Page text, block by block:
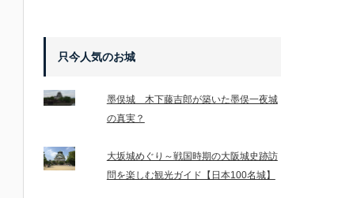
只今人気のお城
墨俣城 木下藤吉郎が築いた墨俣一夜城
の真実？
大坂城めぐり～戦国時期の大阪城史跡訪
問を楽しむ観光ガイド【日本100名城】